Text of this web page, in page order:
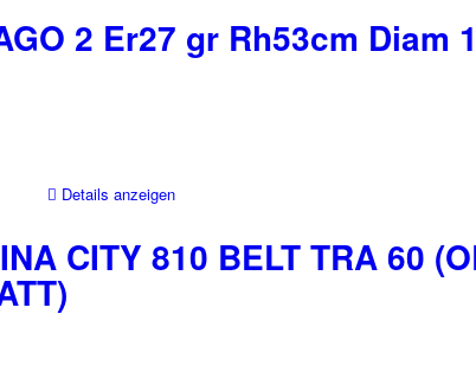
2 Er27 gr Rh53cm Diam
Details anzeigen
CITY 810 BELT TRA 60